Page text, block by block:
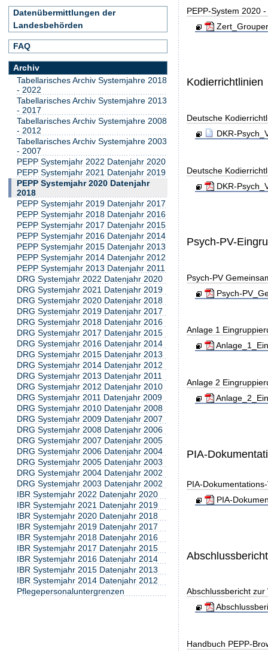
PEPP-System 2020
Kodierrichtlinien
Deutsche
DKR-
Deutsche
DKR-
Psych-PV-
Psych-PV
Psych-
Anlage 1
Anlage 2
PIA-
PIA-
PIA-
Abschlussbericht
Handbuch PEPP-
Datenübermittlungen der
Landesbehörden
FAQ
Archiv
Tabellarisches Archiv Systemjahre 2018
- 2022
Tabellarisches Archiv Systemjahre 2013
- 2017
Tabellarisches Archiv Systemjahre 2008
- 2012
Tabellarisches Archiv Systemjahre 2003
- 2007
PEPP Systemjahr 2022 Datenjahr 2020
PEPP Systemjahr 2021 Datenjahr 2019
PEPP Systemjahr 2020 Datenjahr
2018
PEPP Systemjahr 2019 Datenjahr 2017
PEPP Systemjahr 2018 Datenjahr 2016
PEPP Systemjahr 2017 Datenjahr 2015
PEPP Systemjahr 2016 Datenjahr 2014
PEPP Systemjahr 2015 Datenjahr 2013
PEPP Systemjahr 2014 Datenjahr 2012
PEPP Systemjahr 2013 Datenjahr 2011
DRG Systemjahr 2022 Datenjahr 2020
DRG Systemjahr 2021 Datenjahr 2019
DRG Systemjahr 2020 Datenjahr 2018
DRG Systemjahr 2019 Datenjahr 2017
DRG Systemjahr 2018 Datenjahr 2016
DRG Systemjahr 2017 Datenjahr 2015
DRG Systemjahr 2016 Datenjahr 2014
DRG Systemjahr 2015 Datenjahr 2013
DRG Systemjahr 2014 Datenjahr 2012
DRG Systemjahr 2013 Datenjahr 2011
DRG Systemjahr 2012 Datenjahr 2010
DRG Systemjahr 2011 Datenjahr 2009
DRG Systemjahr 2010 Datenjahr 2008
DRG Systemjahr 2009 Datenjahr 2007
DRG Systemjahr 2008 Datenjahr 2006
DRG Systemjahr 2007 Datenjahr 2005
DRG Systemjahr 2006 Datenjahr 2004
DRG Systemjahr 2005 Datenjahr 2003
DRG Systemjahr 2004 Datenjahr 2002
DRG Systemjahr 2003 Datenjahr 2002
IBR Systemjahr 2022 Datenjahr 2020
IBR Systemjahr 2021 Datenjahr 2019
IBR Systemjahr 2020 Datenjahr 2018
IBR Systemjahr 2019 Datenjahr 2017
IBR Systemjahr 2018 Datenjahr 2016
IBR Systemjahr 2017 Datenjahr 2015
IBR Systemjahr 2016 Datenjahr 2014
IBR Systemjahr 2015 Datenjahr 2013
IBR Systemjahr 2014 Datenjahr 2012
Pflegepersonaluntergrenzen